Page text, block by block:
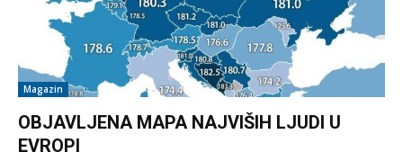
Magazin
OBJAVLJENA MAPA NAJVIŠIH LJUDI U
EVROPI